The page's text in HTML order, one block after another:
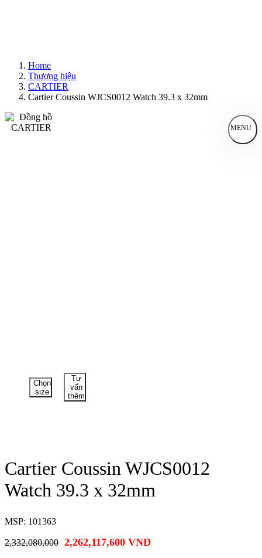
Home
Thương hiệu
CARTIER
Cartier Coussin WJCS0012 Watch 39.3 x 32mm
MENU
Chọn
size
Tư
vấn
thêm
Cartier Coussin WJCS0012
Watch 39.3 x 32mm
MSP: 101363
2,332,080,000 2,262,117,600 VNĐ